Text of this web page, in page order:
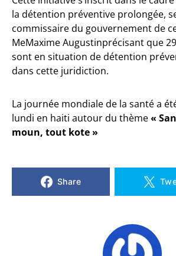
la détention préventive prolongée,
commissaire du gouvernement de
MeMaxime Augustinprécisant que
sont en situation de détention
dans cette juridiction.
La journée mondiale de la santé a
lundi en haiti autour du thème«
moun, tout kote »
Share